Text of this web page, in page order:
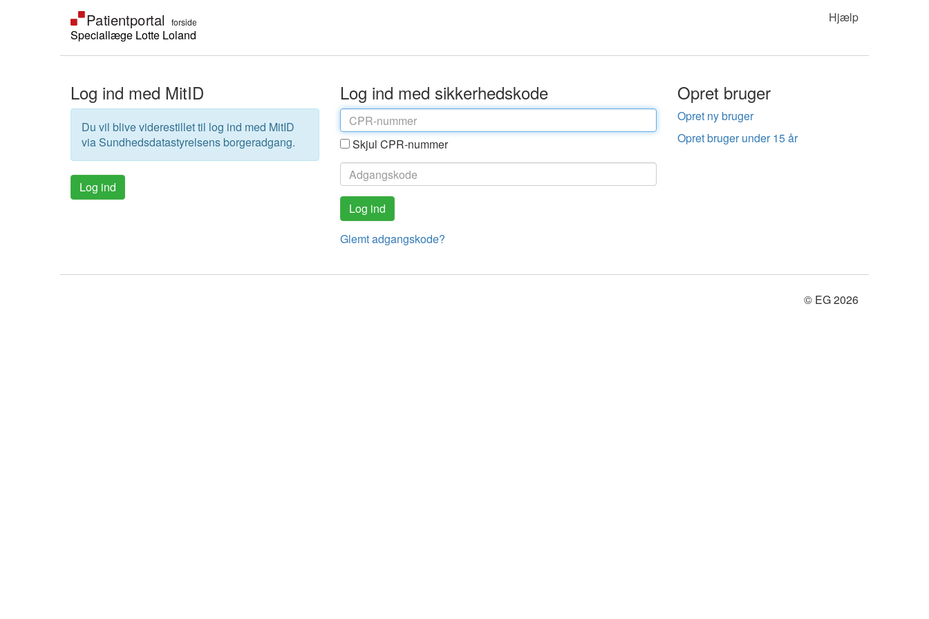
Speciallæge Lotte Loland
Hjælp
Log ind med MitID
Du vil blive viderestillet til log ind med MitID
via Sundhedsdatastyrelsens borgeradgang.
Log ind med sikkerhedskode
Skjul CPR-nummer
Glemt adgangskode?
Opret bruger
Opret ny bruger
Opret bruger under 15 år
© EG 2026